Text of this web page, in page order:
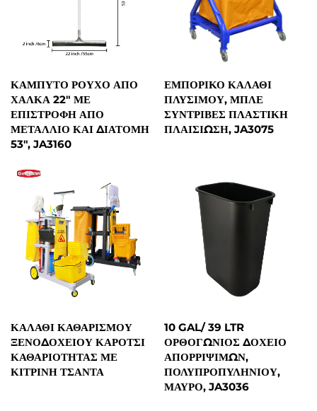
ΚΑΜΠΎΤΟ ΡΟΎΧΟ ΑΠΌ
ΧΆΛΚΑ 22" ΜΕ
ΕΠΙΣΤΡΟΦΉ ΑΠΌ
ΜΕΤΆΛΛΙΟ ΚΑΙ ΔΙΆΤΟΜΗ
53", JA3160
ΕΜΠΟΡΙΚΌ ΚΑΛΆΘΙ
ΠΛΎΣΙΜΟΥ, ΜΠΛΕ
ΣΥΝΤΡΙΒΈΣ ΠΛΑΣΤΙΚΉ
ΠΛΑΙΣΊΩΣΗ, JA3075
ΚΑΛΆΘΙ ΚΑΘΑΡΙΣΜΟΎ
ΞΕΝΟΔΟΧΕΊΟΥ ΚΑΡΌΤΣΙ
ΚΑΘΑΡΙΌΤΗΤΑΣ ΜΕ
ΚΊΤΡΙΝΗ ΤΣΆΝΤΑ
10 GAL/ 39 LTR
ΟΡΘΟΓΏΝΙΟΣ ΔΟΧΕΊΟ
ΑΠΟΡΡΊΨΙΜΩΝ,
ΠΟΛΥΠΡΟΠΥΛΗΝΊΟΥ,
ΜΑΎΡΟ, JA3036